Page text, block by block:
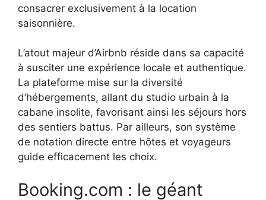
consacrer exclusivement à la location
saisonnière.
L’atout majeur d’Airbnb réside dans sa capacité
à susciter une expérience locale et authentique.
La plateforme mise sur la diversité
d’hébergements, allant du studio urbain à la
cabane insolite, favorisant ainsi les séjours hors
des sentiers battus. Par ailleurs, son système
de notation directe entre hôtes et voyageurs
guide efficacement les choix.
Booking.com : le géant